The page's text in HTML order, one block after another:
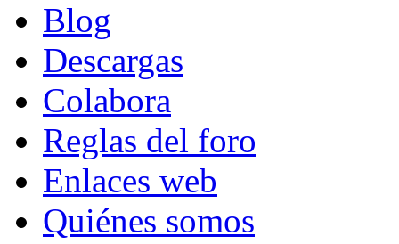
Blog
Descargas
Colabora
Reglas del foro
Enlaces web
Quiénes somos